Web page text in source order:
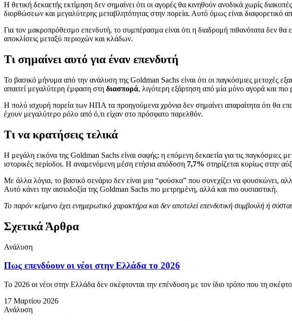
Η θετική δεκαετής εκτίμηση δεν σημαίνει ότι οι αγορές θα κινηθούν ανοδικά χωρίς
διορθώσεων και μεγαλύτερης μεταβλητότητας στην πορεία. Αυτό όμως είναι διαφορετικό
Για τον μακροπρόθεσμο επενδυτή, το συμπέρασμα είναι ότι η διαδρομή πιθανότατα δεν θα
αποκλίσεις μεταξύ περιοχών και κλάδων.
Τι σημαίνει αυτό για έναν επενδυτή
Το βασικό μήνυμα από την ανάλυση της Goldman Sachs είναι ότι οι παγκόσμιες μετοχές
απαιτεί μεγαλύτερη έμφαση στη διασπορά, λιγότερη εξάρτηση από μία μόνο αγορά και
Η πολύ ισχυρή πορεία των ΗΠΑ τα προηγούμενα χρόνια δεν σημαίνει απαραίτητα ότι θα
έχουν μεγαλύτερο ρόλο από ό,τι είχαν στο πρόσφατο παρελθόν.
Τι να κρατήσεις τελικά
Η μεγάλη εικόνα της Goldman Sachs είναι σαφής: η επόμενη δεκαετία για τις παγκόσμιες
ιστορικές περίοδοι. Η αναμενόμενη μέση ετήσια απόδοση 7,7% στηρίζεται κυρίως στην
Με άλλα λόγια, το βασικό σενάριο δεν είναι μια “φούσκα” που συνεχίζει να φουσκώνει,
Αυτό κάνει την αισιοδοξία της Goldman Sachs πιο μετρημένη, αλλά και πιο ουσιαστική.
Το παρόν κείμενο έχει ενημερωτικό χαρακτήρα και δεν αποτελεί επενδυτική συμβουλή ή
Σχετικά Άρθρα
Ανάλυση
Πως επενδύουν οι νέοι στην Ελλάδα το 2026
Το 2026 οι νέοι στην Ελλάδα δεν σκέφτονται την επένδυση με τον ίδιο τρόπο που τη
17 Μαρτίου 2026
Ανάλυση